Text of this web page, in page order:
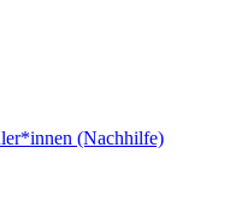
(Nachhilfe)